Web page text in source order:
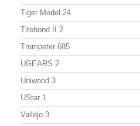
Tiger Model 24
Titebond II 2
Trumpeter 685
UGEARS 2
Uniwood 3
UStar 1
Vallejo 3